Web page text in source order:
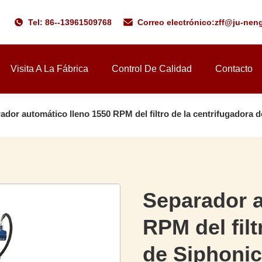
Tel: 86--13961509768 Correo electrónico:zff@ju-
Visita A La Fábrica Control De Calidad Contacto
automático lleno 1550 RPM del filtro de la centrifugadora
Separador
RPM del
de